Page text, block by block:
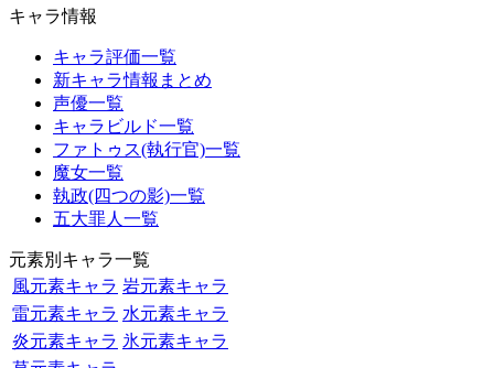
キャラ情報
キャラ評価一覧
新キャラ情報まとめ
声優一覧
キャラビルド一覧
ファトゥス(執行官)一覧
魔女一覧
執政(四つの影)一覧
五大罪人一覧
元素別キャラ一覧
風元素キャラ 岩元素キャラ
雷元素キャラ 水元素キャラ
炎元素キャラ 氷元素キャラ